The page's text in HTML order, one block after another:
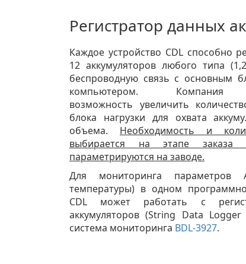
Регистратор данных
Каждое устройство CDL способно
12 аккумуляторов любого типа
беспроводную связь с основным
компьютером.
возможность увеличить
блока нагрузки для охвата
объема. Необходимость и
выбирается на этапе заказа
параметрируются на заводе.
Для мониторинга
температуры) в одном
CDL может работать с
аккумуляторов (String Data
система мониторинга BDL-3927.